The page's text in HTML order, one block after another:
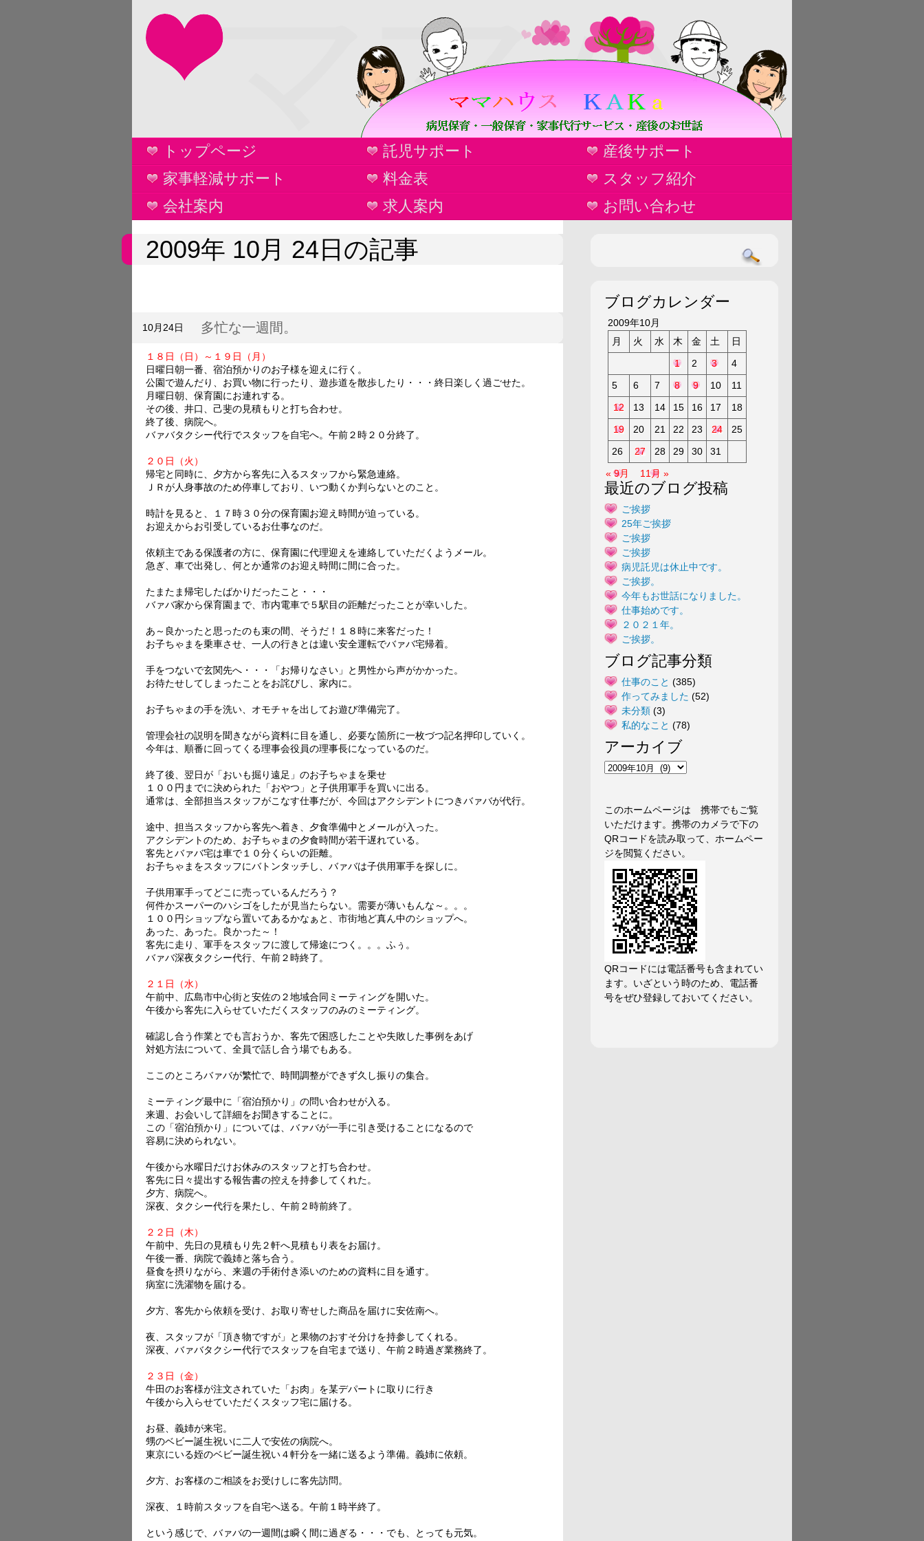
ママハ
ウス
KAKa
トップページ 託児サポート
産後サポート
家事軽減サポート
料金表
スタッフ紹介
会社案内
求人案内 お問い合わせ
2009年 10月 24日の記事
多忙な一週間。
10月24日
１８日（日）～１９日（月）
日曜日朝一番、宿泊預かりのお子様を迎えに行く。
公園で遊んだり、お買い物に行ったり、遊歩道を散歩したり・・・終日楽しく過ごせた。
月曜日朝、保育園にお連れする。
その後、井口、己斐の見積もりと打ち合わせ。
終了後、病院へ。
バァバタクシー代行でスタッフを自宅へ。午前２時２０分終了。
２０日（火）
帰宅と同時に、夕方から客先に入るスタッフから緊急連絡。
ＪＲが人身事故のため停車しており、いつ動くか判らないとのこと。
時計を見ると、１７時３０分の保育園お迎え時間が迫っている。
お迎えからお引受しているお仕事なのだ。
依頼主である保護者の方に、保育園に代理迎えを連絡していただくようメール。
急ぎ、車で出発し、何とか通常のお迎え時間に間に合った。
たまたま帰宅したばかりだったこと・・・
バァバ家から保育園まで、市内電車で５駅目の距離だったことが幸いした。
あ～良かったと思ったのも束の間、そうだ！１８時に来客だった！
お子ちゃまを乗車させ、一人の行きとは違い安全運転でバァバ宅帰着。
手をつないで玄関先へ・・・「お帰りなさい」と男性から声がかかった。
お待たせしてしまったことをお詫びし、家内に。
お子ちゃまの手を洗い、オモチャを出してお遊び準備完了。
管理会社の説明を聞きながら資料に目を通し、必要な箇所に一枚づつ記名押印していく。
今年は、順番に回ってくる理事会役員の理事長になっているのだ。
終了後、翌日が「おいも掘り遠足」のお子ちゃまを乗せ
１００円までに決められた「おやつ」と子供用軍手を買いに出る。
通常は、全部担当スタッフがこなす仕事だが、今回はアクシデントにつきバァバが代行。
途中、担当スタッフから客先へ着き、夕食準備中とメールが入った。
アクシデントのため、お子ちゃまの夕食時間が若干遅れている。
客先とバァバ宅は車で１０分くらいの距離。
お子ちゃまをスタッフにバトンタッチし、バァバは子供用軍手を探しに。
子供用軍手ってどこに売っているんだろう？
何件かスーパーのハシゴをしたが見当たらない。需要が薄いもんな～。。。
１００円ショップなら置いてあるかなぁと、市街地ど真ん中のショップへ。
あった、あった。良かった～！
客先に走り、軍手をスタッフに渡して帰途につく。。。ふぅ。
バァバ深夜タクシー代行、午前２時終了。
２１日（水）
午前中、広島市中心街と安佐の２地域合同ミーティングを開いた。
午後から客先に入らせていただくスタッフのみのミーティング。
確認し合う作業とでも言おうか、客先で困惑したことや失敗した事例をあげ
対処方法について、全員で話し合う場でもある。
ここのところバァバが繁忙で、時間調整ができず久し振りの集合。
ミーティング最中に「宿泊預かり」の問い合わせが入る。
来週、お会いして詳細をお聞きすることに。
この「宿泊預かり」については、バァバが一手に引き受けることになるので
容易に決められない。
午後から水曜日だけお休みのスタッフと打ち合わせ。
客先に日々提出する報告書の控えを持参してくれた。
夕方、病院へ。
深夜、タクシー代行を果たし、午前２時前終了。
２２日（木）
午前中、先日の見積もり先２軒へ見積もり表をお届け。
午後一番、病院で義姉と落ち合う。
昼食を摂りながら、来週の手術付き添いのための資料に目を通す。
病室に洗濯物を届ける。
夕方、客先から依頼を受け、お取り寄せした商品を届けに安佐南へ。
夜、スタッフが「頂き物ですが」と果物のおすそ分けを持参してくれる。
深夜、バァバタクシー代行でスタッフを自宅まで送り、午前２時過ぎ業務終了。
２３日（金）
牛田のお客様が注文されていた「お肉」を某デパートに取りに行き
午後から入らせていただくスタッフ宅に届ける。
お昼、義姉が来宅。
甥のベビー誕生祝いに二人で安佐の病院へ。
東京にいる姪のベビー誕生祝い４軒分を一緒に送るよう準備。義姉に依頼。
夕方、お客様のご相談をお受けしに客先訪問。
深夜、１時前スタッフを自宅へ送る。午前１時半終了。
という感じで、バァバの一週間は瞬く間に過ぎる・・・でも、とっても元気。
ブログカレンダー
2009年10月
月
火 水 木 金 土
日
1
2 3
4
5
6 7 8 9 10
11
12
13 14 15 16 17
18
19
20 21 22 23 24
25
26
27 28 29 30
31
« 9月
11月 »
最近のブログ投稿
ご挨拶
25年ご挨拶
ご挨拶
ご挨拶
病児託児は休止中です。
ご挨拶。
今年もお世話になりました。
仕事始めです。
２０２１年。
ご挨拶。
ブログ記事分類
仕事のこと (385)
作ってみました (52)
未分類 (3)
私的なこと (78)
アーカイブ
ア
イ
ブ
このホームページは 携帯でもご覧
いただけます。携帯のカメラで下の
QRコードを読み取って、ホームペー
ジを閲覧ください。
QRコードには電話番号も含まれてい
ます。いざという時のため、電話番
号をぜひ登録しておいてください。